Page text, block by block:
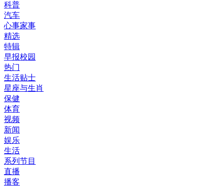
科普
汽车
心事家事
精选
特辑
早报校园
热门
生活贴士
星座与生肖
保健
体育
视频
新闻
娱乐
生活
系列节目
直播
播客